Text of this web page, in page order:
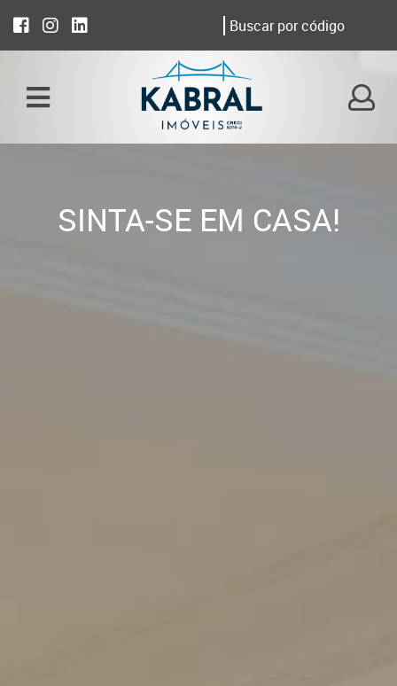
SINTA-SE EM CASA!